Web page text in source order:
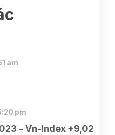
am
– Vn-Index +9,02
pm